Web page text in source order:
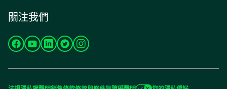
關注我們
在
籤
在
籤
在
籤
在
籤
在
籤